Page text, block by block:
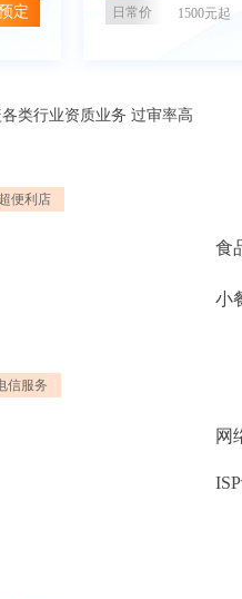
定 日常价 1500元起
类行业资质业务 过审率高
便利店
食
小
信服务
网